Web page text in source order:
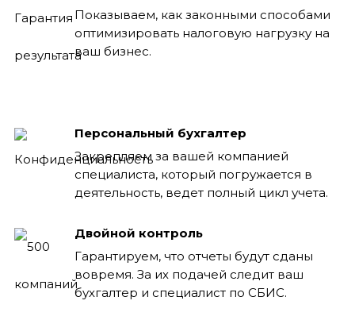
Показываем, как законными способами
оптимизировать налоговую нагрузку на
ваш бизнес.
Персональный бухгалтер
Закрепляем за вашей компанией
специалиста, который погружается в
деятельность, ведет полный цикл учета.
Двойной контроль
Гарантируем, что отчеты будут сданы
вовремя. За их подачей следит ваш
бухгалтер и специалист по СБИС.